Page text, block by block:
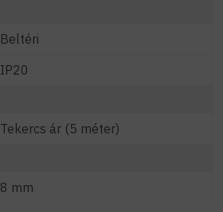
Beltéri
IP20
Tekercs ár (5 méter)
8 mm